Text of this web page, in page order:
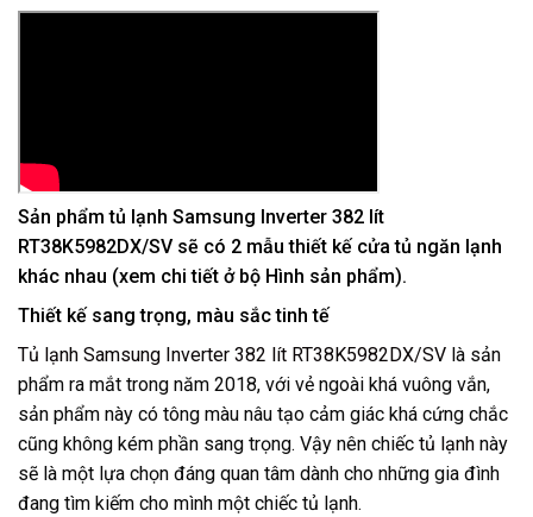
Sản phẩm tủ lạnh Samsung Inverter 382 lít
RT38K5982DX/SV sẽ có 2 mẫu thiết kế cửa tủ ngăn lạnh
khác nhau (xem chi tiết ở bộ Hình sản phẩm).
Thiết kế sang trọng, màu sắc tinh tế
Tủ lạnh Samsung Inverter 382 lít RT38K5982DX/SV là sản
phẩm ra mắt trong năm 2018, với vẻ ngoài khá vuông vắn,
sản phẩm này có tông màu nâu tạo cảm giác khá cứng chắc
cũng không kém phần sang trọng. Vậy nên chiếc tủ lạnh này
sẽ là một lựa chọn đáng quan tâm dành cho những gia đình
đang tìm kiếm cho mình một chiếc tủ lạnh.